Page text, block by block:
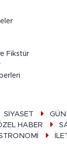
Fikstür
SİYASET
HABER